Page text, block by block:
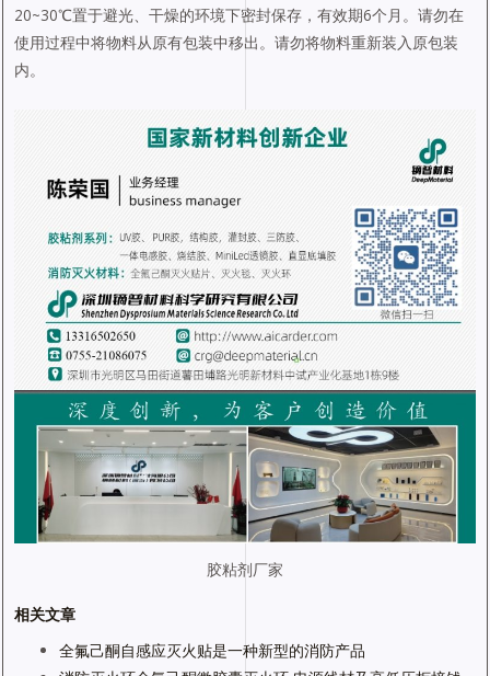
20~30℃置于避光、干燥的环境下密封保存，有效期6个月。请勿在
使用过程中将物料从原有包装中移出。请勿将物料重新装入原包装
内。
胶粘剂厂家
相关文章
全氟己酮自感应灭火贴是一种新型的消防产品